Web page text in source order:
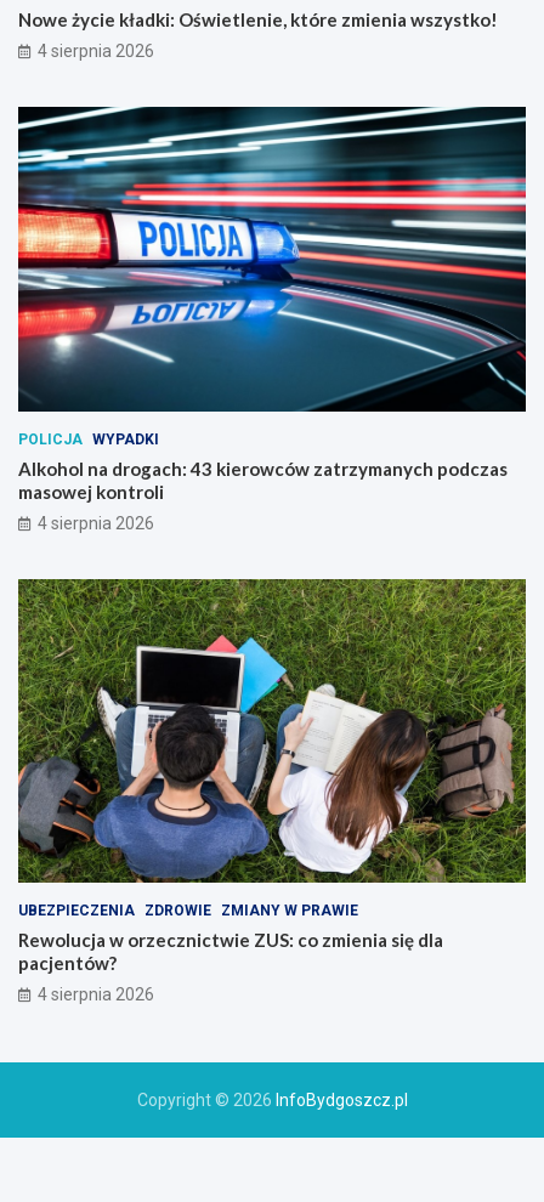
Nowe życie kładki: Oświetlenie, które zmienia wszystko!
4 sierpnia 2026
POLICJA WYPADKI
Alkohol na drogach: 43 kierowców zatrzymanych podczas
masowej kontroli
4 sierpnia 2026
UBEZPIECZENIA ZDROWIE ZMIANY W PRAWIE
Rewolucja w orzecznictwie ZUS: co zmienia się dla
pacjentów?
4 sierpnia 2026
Copyright © 2026 InfoBydgoszcz.pl